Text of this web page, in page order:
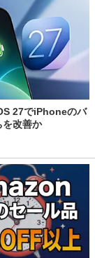
27でiPhoneのバ
を改善か